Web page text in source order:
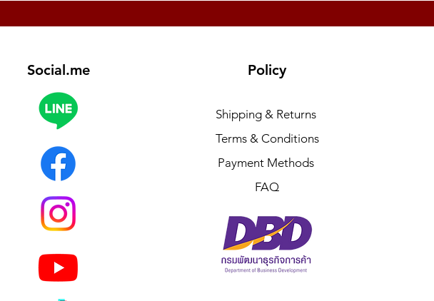
Social.me Policy
Shipping & Returns
Terms & Conditions
Payment Methods
FAQ